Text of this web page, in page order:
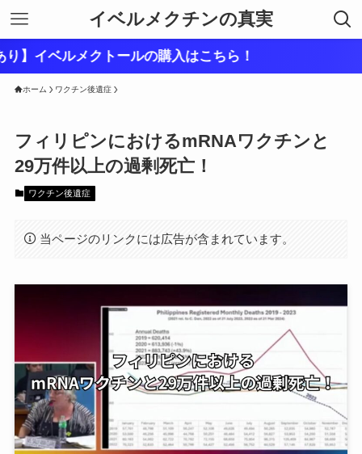
イベルメクチンの真実
クトールの購入はこちら！
ホーム ワクチン後遺症
フィリピンにおけるmRNAワクチンと
29万件以上の過剰死亡！
ワクチン後遺症
当ページのリンクには広告が含まれています。